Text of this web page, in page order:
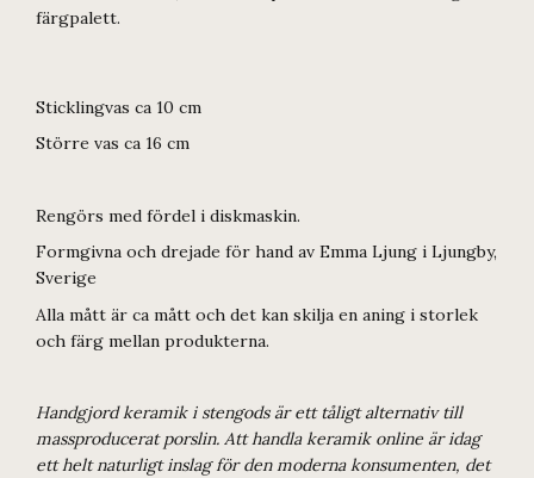
färgpalett.
Sticklingvas ca 10 cm
Större vas ca 16 cm
Rengörs med fördel i diskmaskin.
Formgivna och drejade för hand av Emma Ljung i Ljungby,
Sverige
Alla mått är ca mått och det kan skilja en aning i storlek
och färg mellan produkterna.
Handgjord keramik i stengods är ett tåligt alternativ till
massproducerat porslin. Att handla keramik online är idag
ett helt naturligt inslag för den moderna konsumenten, det